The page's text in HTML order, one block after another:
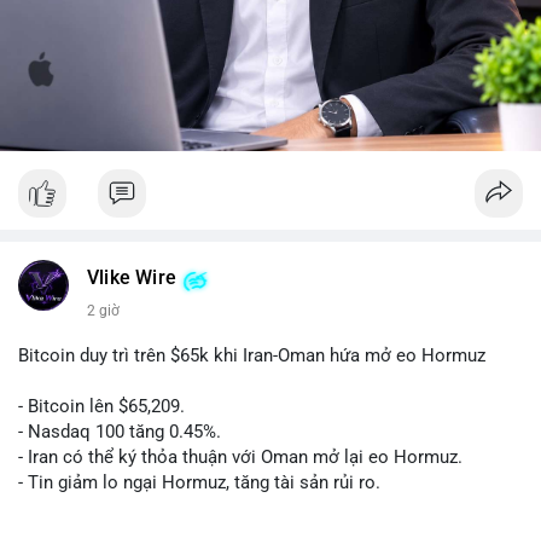
Vlike Wire
2 giờ
Bitcoin duy trì trên $65k khi Iran-Oman hứa mở eo Hormuz
- Bitcoin lên $65,209.
- Nasdaq 100 tăng 0.45%.
- Iran có thể ký thỏa thuận với Oman mở lại eo Hormuz.
- Tin giảm lo ngại Hormuz, tăng tài sản rủi ro.